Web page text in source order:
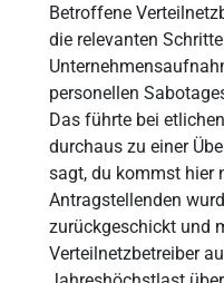
Betroffene
die relevanten
personellen
Das führte bei
durchaus zu einer
sagt, du kommst hier
Antragstellenden
zurückgeschickt und
Verteilnetzbetreiber